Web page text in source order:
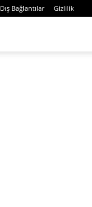
Dış Bağlantılar Gizlilik